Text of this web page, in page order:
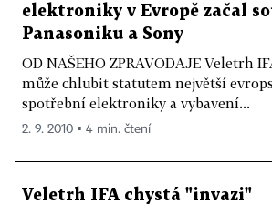
elektroniky v Evropě začal
Panasoniku a Sony
OD NAŠEHO ZPRAVODAJE Veletrh
může chlubit statutem největší
spotřební elektroniky a vybavení...
2. 9. 2010 ▪ 4 min. čtení
Veletrh IFA chystá "invazi"